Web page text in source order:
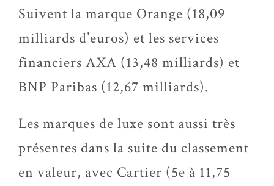
Suivent la marque Orange (18,09
milliards d’euros) et les services
financiers AXA (13,48 milliards) et
BNP Paribas (12,67 milliards).
Les marques de luxe sont aussi très
présentes dans la suite du classement
en valeur, avec Cartier (5e à 11,75